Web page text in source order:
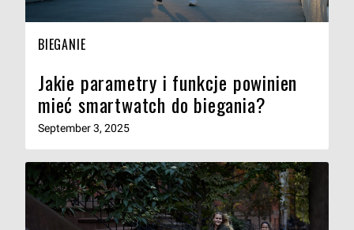
BIEGANIE
Jakie parametry i funkcje powinien
mieć smartwatch do biegania?
September 3, 2025